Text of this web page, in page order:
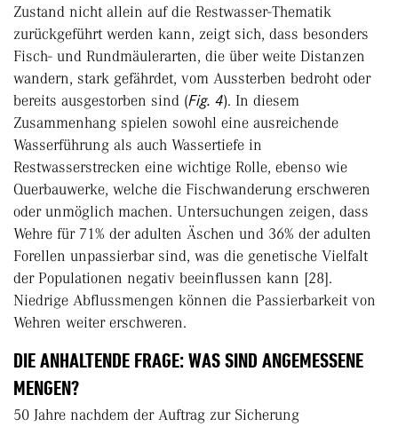
Zustand nicht allein auf die Restwasser-Thematik
zurückgeführt werden kann, zeigt sich, dass besonders
Fisch- und Rundmäulerarten, die über weite Distanzen
wandern, stark gefährdet, vom Aussterben bedroht oder
bereits ausgestorben sind (Fig. 4). In diesem
Zusammenhang spielen sowohl eine ausreichende
Wasserführung als auch Wassertiefe in
Restwasserstrecken eine wichtige Rolle, ebenso wie
Querbauwerke, welche die Fischwanderung erschweren
oder unmöglich machen. Untersuchungen zeigen, dass
Wehre für 71% der adulten Äschen und 36% der adulten
Forellen unpassierbar sind, was die genetische Vielfalt
der Populationen negativ beeinflussen kann [28].
Niedrige Abflussmengen können die Passierbarkeit von
Wehren weiter erschweren.
DIE ANHALTENDE FRAGE: WAS SIND ANGEMESSENE
MENGEN?
50 Jahre nachdem der Auftrag zur Sicherung